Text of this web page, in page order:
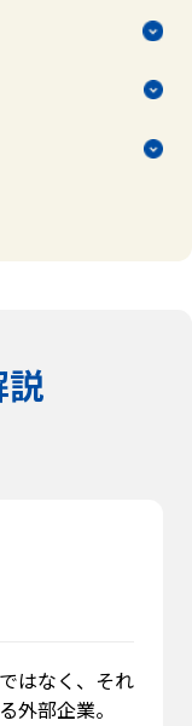
はなく、それ
外部企業。